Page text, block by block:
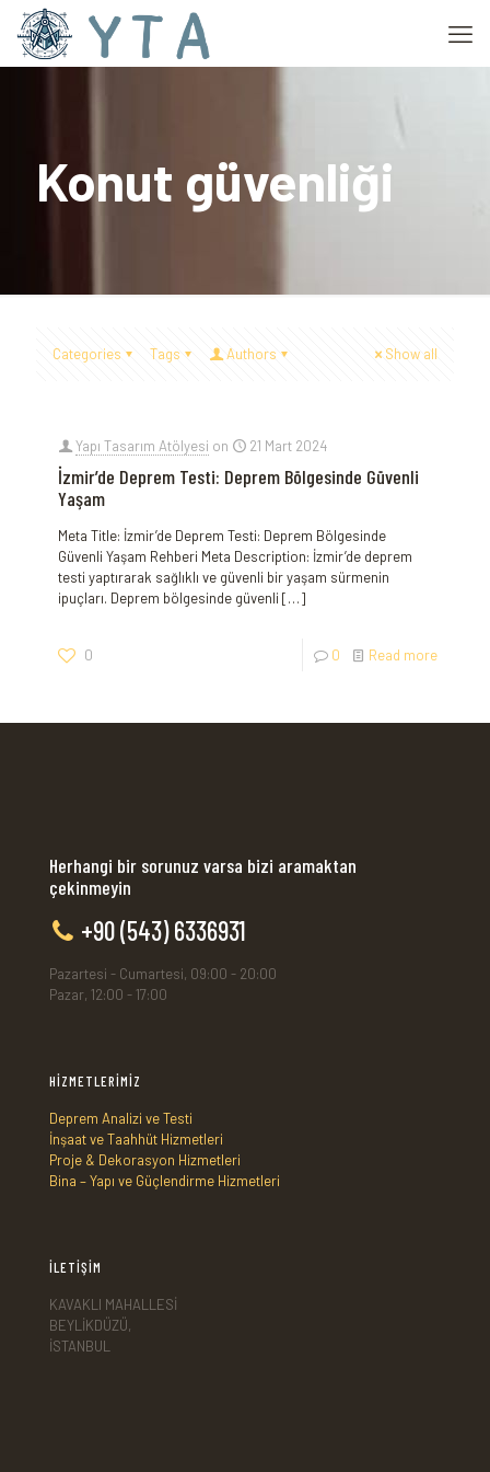
Konut güvenliği
Categories Tags Authors Show all
Yapı Tasarım Atölyesi on 21 Mart 2024
İzmir’de Deprem Testi: Deprem Bölgesinde Güvenli
Yaşam
Meta Title: İzmir’de Deprem Testi: Deprem Bölgesinde
Güvenli Yaşam Rehberi Meta Description: İzmir’de deprem
testi yaptırarak sağlıklı ve güvenli bir yaşam sürmenin
ipuçları. Deprem bölgesinde güvenli […]
0 0 Read more
Herhangi bir sorunuz varsa bizi aramaktan
çekinmeyin
+90 (543) 6336931
Pazartesi - Cumartesi, 09:00 - 20:00
Pazar, 12:00 - 17:00
HİZMETLERİMİZ
Deprem Analizi ve Testi
İnşaat ve Taahhüt Hizmetleri
Proje & Dekorasyon Hizmetleri
Bina – Yapı ve Güçlendirme Hizmetleri
İLETİŞİM
KAVAKLI MAHALLESİ
BEYLİKDÜZÜ,
İSTANBUL